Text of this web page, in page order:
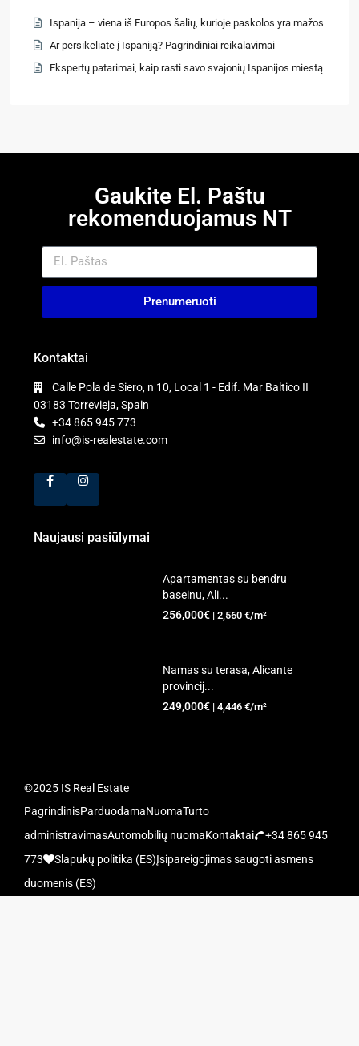
Ispanija – viena iš Europos šalių, kurioje paskolos yra mažos
Ar persikeliate į Ispaniją? Pagrindiniai reikalavimai
Ekspertų patarimai, kaip rasti savo svajonių Ispanijos miestą
Gaukite El. Paštu
rekomenduojamus NT
Prenumeruoti
Kontaktai
Calle Pola de Siero, n 10, Local 1 - Edif. Mar Baltico II
03183 Torrevieja, Spain
+34 865 945 773
info@is-realestate.com
Naujausi pasiūlymai
Apartamentas su bendru
baseinu, Ali...
256,000€ | 2,560 €/m²
Namas su terasa, Alicante
provincij...
249,000€ | 4,446 €/m²
©2025 IS Real Estate
PagrindinisParduodamaNuomaTurto
administravimasAutomobilių nuomaKontaktai
+34 865 945
773
Slapukų politika (ES)Įsipareigojimas saugoti asmens
duomenis (ES)